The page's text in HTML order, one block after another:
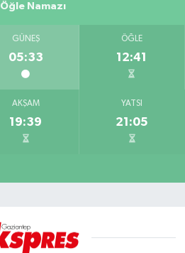
Öğle Namazı
GÜNEŞ
05:33
ÖĞLE
12:41
AKŞAM
19:39
YATSI
21:05